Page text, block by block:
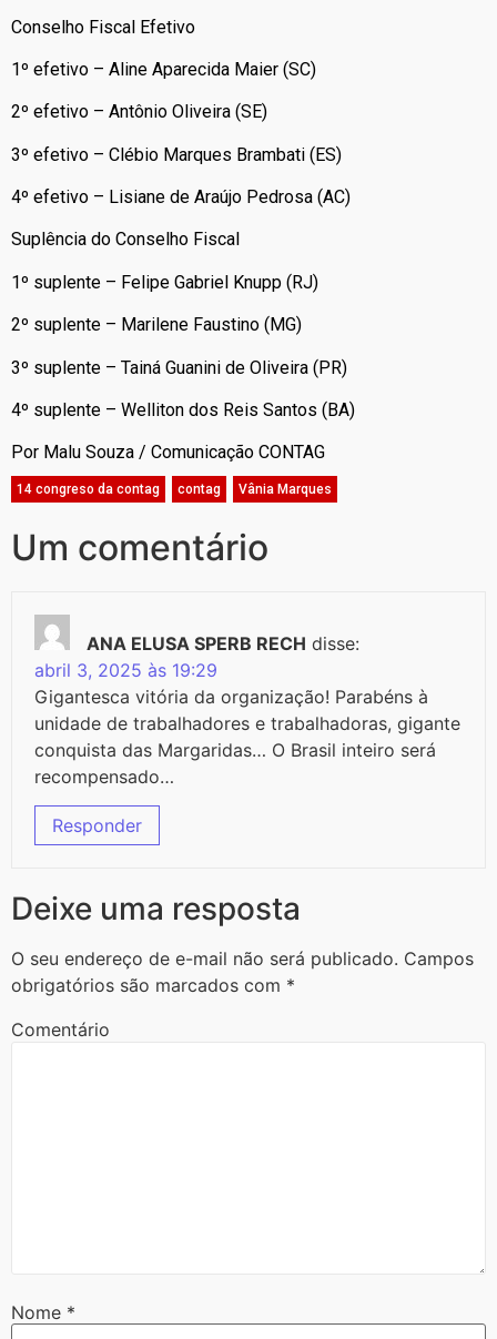
Conselho Fiscal Efetivo
1º efetivo – Aline Aparecida Maier (SC)
2º efetivo – Antônio Oliveira (SE)
3º efetivo – Clébio Marques Brambati (ES)
4º efetivo – Lisiane de Araújo Pedrosa (AC)
Suplência do Conselho Fiscal
1º suplente – Felipe Gabriel Knupp (RJ)
2º suplente – Marilene Faustino (MG)
3º suplente – Tainá Guanini de Oliveira (PR)
4º suplente – Welliton dos Reis Santos (BA)
Por Malu Souza / Comunicação CONTAG
14 congreso da contag contag Vânia Marques
Um comentário
ANA ELUSA SPERB RECH disse:
abril 3, 2025 às 19:29
Gigantesca vitória da organização! Parabéns à
unidade de trabalhadores e trabalhadoras, gigante
conquista das Margaridas… O Brasil inteiro será
recompensado…
Responder
Deixe uma resposta
O seu endereço de e-mail não será publicado. Campos
obrigatórios são marcados com *
Comentário
Nome *